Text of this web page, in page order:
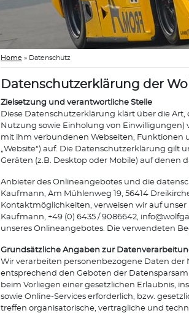
Home » Datenschutz
Datenschutzerklärung der
Zielsetzung und verantwortliche Stelle
Diese Datenschutzerklärung klärt über die
Nutzung sowie Einholung von
mit ihm verbundenen Webseiten, Funktionen
„Website“) auf. Die Datenschutzerklärung gilt
Geräten (z.B. Desktop oder Mobile) auf denen
Anbieter des Onlineangebotes und die
Kaufmann, Am Mühlenweg 19, 56414
Kontaktmöglichkeiten, verweisen wir auf
Kaufmann, +49 (0) 6435 / 9086642,
unseres Onlineangebotes. Die verwendeten
Grundsätzliche Angaben zur
Wir verarbeiten personenbezogene Daten
entsprechend den Geboten der
beim Vorliegen einer gesetzlichen Erlaubnis,
sowie Online-Services erforderlich, bzw.
treffen organisatorische, vertragliche und